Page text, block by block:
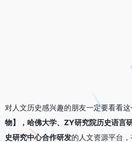
对人文历史感兴趣的朋友一定要看看
物】，哈佛大学、ZY研究院历史语言
史研究中心合作研发的人文资源平台